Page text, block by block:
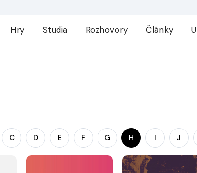
Hry Studia Rozhovory Články
C D E F G H I J